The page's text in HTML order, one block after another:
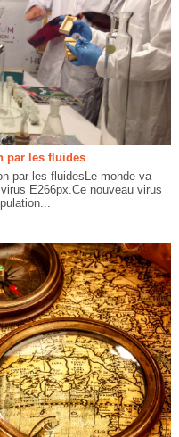
par les fluides
par les fluidesLe monde va
E266px.Ce nouveau virus